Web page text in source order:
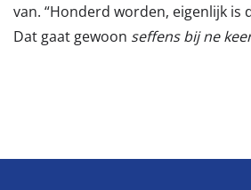
van. “Honderd worden, eigenlijk is
Dat gaat gewoon seffens bij ne